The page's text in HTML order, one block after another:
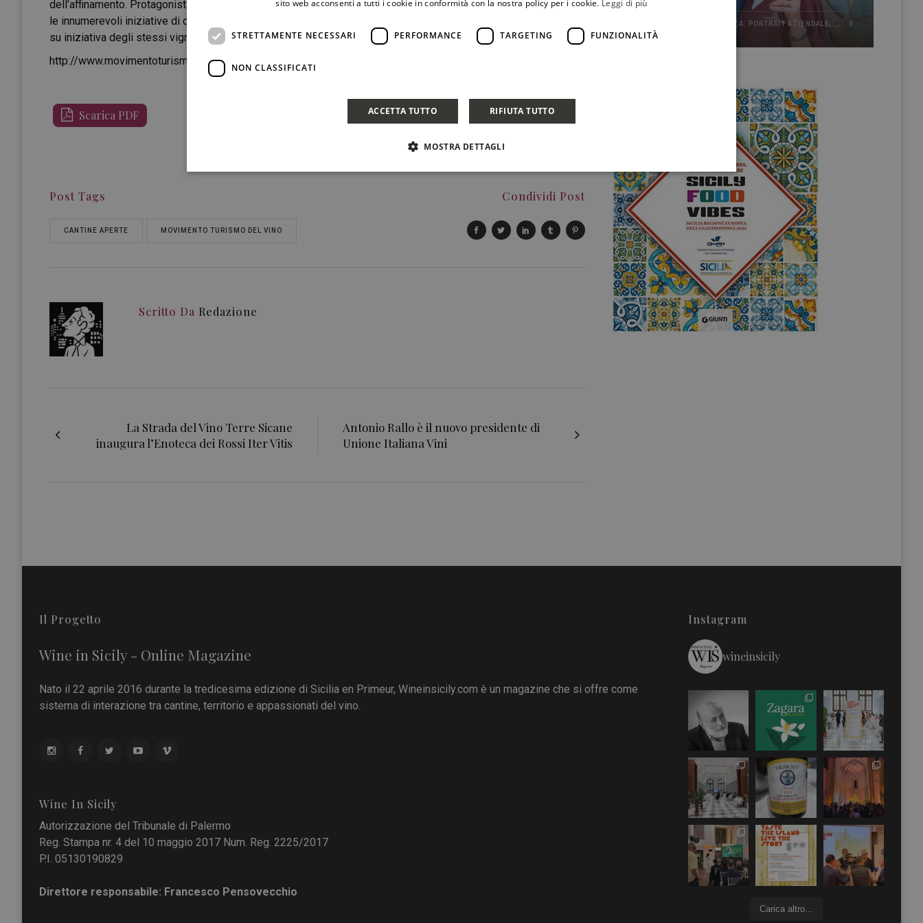
dell’affinamento. Protagonisti di Cantine Aperte sono giovani, comitive e coppie, che contribuiscono ad animare
le innumerevoli iniziative di cultura gastronomica ed artistica che fioriscono attorno all’evento in tutto il Paese,
su iniziativa degli stessi vignaioli.
http://www.movimentoturismovino.it/it/eventi/2/cantine-aperte
Scarica PDF
Post Tags
CANTINE APERTE MOVIMENTO TURISMO DEL VINO
Condividi Post
Scritto Da Redazione
La Strada del Vino Terre Sicane
inaugura l’Enoteca dei Rossi Iter Vitis
Antonio Rallo è il nuovo presidente di
Unione Italiana Vini
IN EVIDENZA PORTRAIT AZIENDALE 0
Il Progetto
Wine in Sicily - Online Magazine
Nato il 22 aprile 2016 durante la tredicesima edizione di Sicilia en Primeur, Wineinsicily.com è un magazine che si offre come
sistema di interazione tra cantine, territorio e appassionati del vino.
Wine In Sicily
Autorizzazione del Tribunale di Palermo
Reg. Stampa nr. 4 del 10 maggio 2017 Num. Reg. 2225/2017
P.I. 05130190829
Direttore responsabile: Francesco Pensovecchio
Instagram
wineinsicily
Carica altro...
sito web acconsenti a tutti i cookie in conformità con la nostra policy per i cookie. Leggi di più
STRETTAMENTE NECESSARI PERFORMANCE TARGETING FUNZIONALITÀ
NON CLASSIFICATI
ACCETTA TUTTO RIFIUTA TUTTO
MOSTRA DETTAGLI